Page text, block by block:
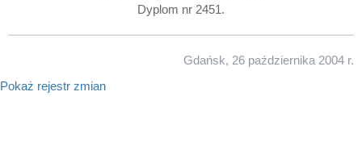
Dyplom nr 2451.
Gdańsk, 26 października 2004 r.
Pokaż rejestr zmian